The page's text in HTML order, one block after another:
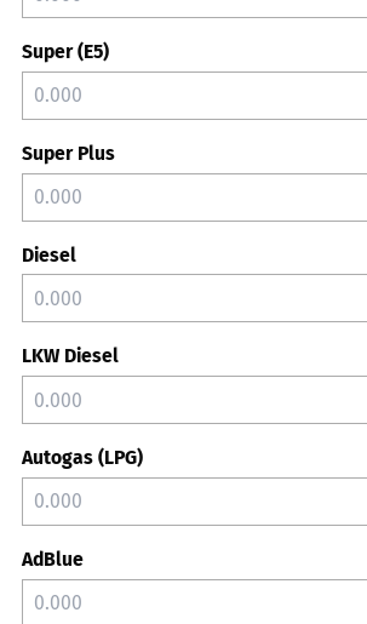
Super (E5)
Super Plus
Diesel
LKW Diesel
Autogas (LPG)
AdBlue